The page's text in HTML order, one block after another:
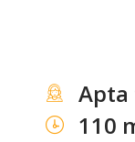
Apta
110